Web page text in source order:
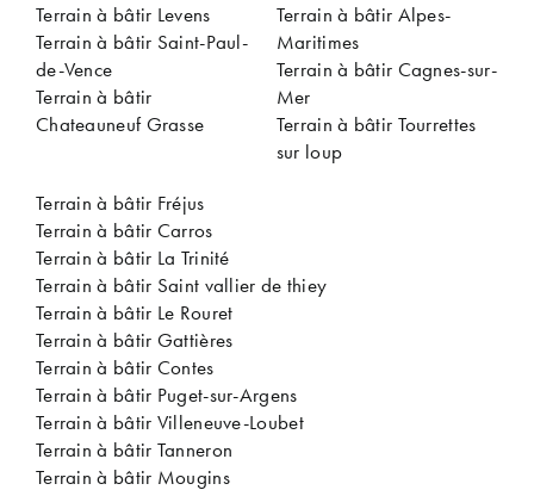
Terrain à bâtir Levens
Terrain à bâtir Saint-Paul-
de-Vence
Terrain à bâtir
Chateauneuf Grasse
Terrain à bâtir Alpes-
Maritimes
Terrain à bâtir Cagnes-sur-
Mer
Terrain à bâtir Tourrettes
sur loup
Terrain à bâtir Fréjus
Terrain à bâtir Carros
Terrain à bâtir La Trinité
Terrain à bâtir Saint vallier de thiey
Terrain à bâtir Le Rouret
Terrain à bâtir Gattières
Terrain à bâtir Contes
Terrain à bâtir Puget-sur-Argens
Terrain à bâtir Villeneuve-Loubet
Terrain à bâtir Tanneron
Terrain à bâtir Mougins